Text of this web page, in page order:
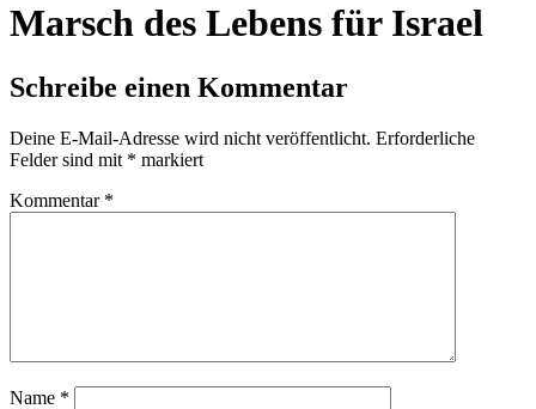
Marsch des Lebens für Israel
Schreibe einen Kommentar
Deine E-Mail-Adresse wird nicht veröffentlicht. Erforderliche
Felder sind mit * markiert
Kommentar *
Name *